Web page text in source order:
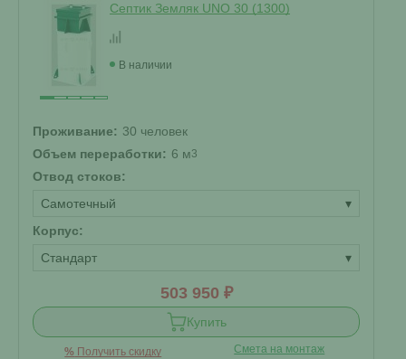
Септик Земляк UNO 30 (1300)
В наличии
Проживание: 30 человек
Объем переработки: 6 м3
Отвод стоков:
Самотечный
▾
Корпус:
Стандарт
▾
503 950 ₽
Купить
% Получить скидку Смета на монтаж